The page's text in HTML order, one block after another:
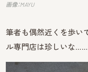
画像：MAYU
筆者も偶然近くを歩い
ル専門店は珍しいな……